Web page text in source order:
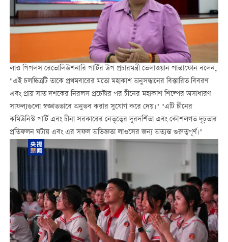
লাও পিপলস রেভোলিউশনারি পার্টির উপ প্রচারমন্ত্রী ভেলাওয়ান পান্তাফোন বলেন,
"এই চলচ্চিত্রটি তাকে প্রথমবারের মতো মহাকাশ অনুসন্ধানের বিস্তারিত বিবরণ
এবং প্রায় সাত দশকের নিরলস প্রচেষ্টার পর চীনের মহাকাশ শিল্পের অসাধারণ
সাফল্যগুলো স্বজ্ঞাতভাবে অনুভব করার সুযোগ করে দেয়।" "এটি চীনের
কমিউনিস্ট পার্টি এবং চীনা সরকারের নেতৃত্বের দূরদর্শিতা এবং কৌশলগত দৃঢ়তার
প্রতিফলন ঘটায় এবং এর সফল অভিজ্ঞতা লাওসের জন্য অত্যন্ত গুরুত্বপূর্ণ।"